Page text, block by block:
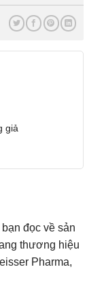
giả
đọc về sản
thương hiệu
Pharma,